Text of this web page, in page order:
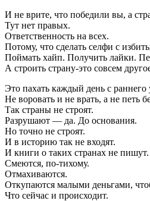
И не врите, что победили вы, а
Тут нет правых.
Ответственность на всех.
Потому, что сделать селфи с
Поймать хайп. Получить лайки.
А строить страну-это совсем
Это пахать каждый день с раннего
Не воровать и не врать, а не петь
Так страны не строят.
Разрушают — да. До основания.
Но точно не строят.
И в историю так не входят.
И книги о таких странах не пишут.
Смеются, по-тихому.
Отмахиваются.
Откупаются малыми деньгами,
Что сейчас и происходит.